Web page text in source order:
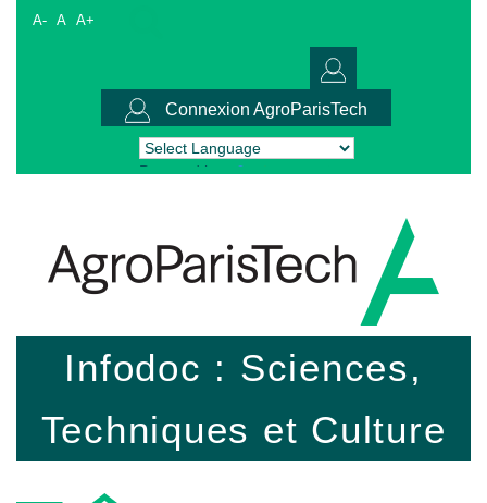
A- A A+
Connexion AgroParisTech
Powered by Translate
Infodoc : Sciences,
Techniques et Culture